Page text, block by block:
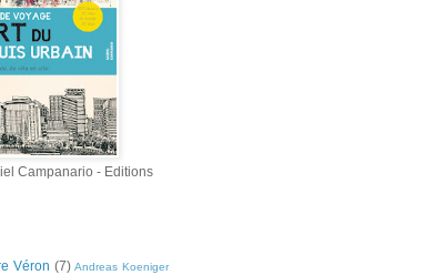
Campanario - Editions
Véron (7) Andreas Koeniger